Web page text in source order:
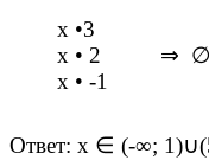
х •
х • 2 ⇒ ∅
х •
Ответ: х ∈ (-∞; 1)∪